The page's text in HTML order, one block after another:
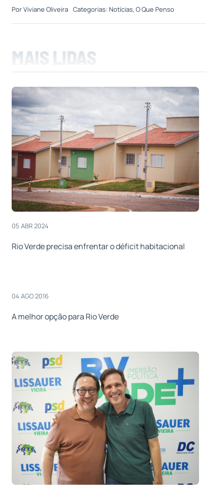
áudio
PorViviane Oliveira Categorias: Notícias, O Que Penso
MAIS LIDAS
05 ABR 2024
Rio Verde precisa enfrentar o déficit habitacional
04 AGO 2016
A melhor opção para Rio Verde